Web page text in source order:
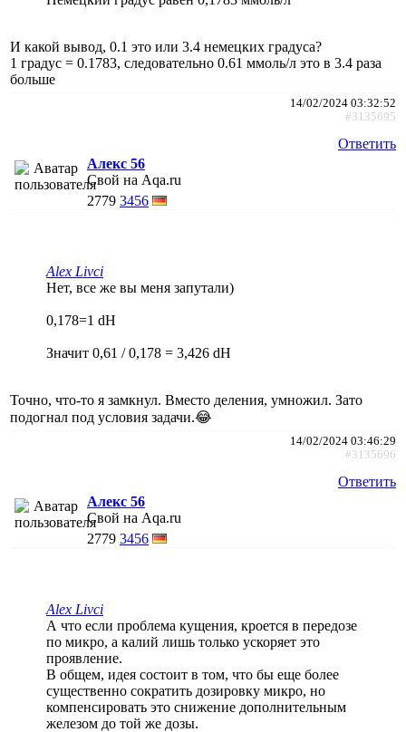
И какой вывод, 0.1 это или 3.4 немецких градуса?
1 градус = 0.1783, следовательно 0.61 ммоль/л это в 3.4 раза
больше
14/02/2024 03:32:52
#3135695
Ответить
Алекс 56
Свой на Aqa.ru
2779 3456
Alex Livci
Нет, все же вы меня запутали)
0,178=1 dH
Значит 0,61 / 0,178 = 3,426 dH
Точно, что-то я замкнул. Вместо деления, умножил. Зато
подогнал под условия задачи.😂
14/02/2024 03:46:29
#3135696
Ответить
Алекс 56
Свой на Aqa.ru
2779 3456
Alex Livci
А что если проблема кущения, кроется в передозе
по микро, а калий лишь только ускоряет это
проявление.
В общем, идея состоит в том, что бы еще более
существенно сократить дозировку микро, но
компенсировать это снижение дополнительным
железом до той же дозы.